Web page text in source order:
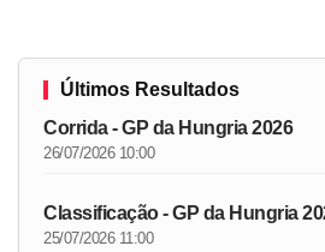
Últimos Resultados
Corrida - GP da Hungria 2026
26/07/2026 10:00
Classificação - GP da Hungria
25/07/2026 11:00